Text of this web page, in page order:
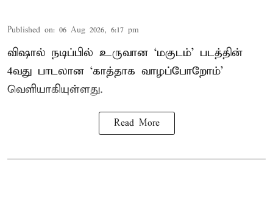
Published on: 06 Aug 2026, 6:17 pm
விஷால் நடிப்பில் உருவான ‘மகுடம்’ படத்தின்
4வது பாடலான ‘காத்தாக வாழப்போறோம்’
வெளியாகியுள்ளது.
Read More